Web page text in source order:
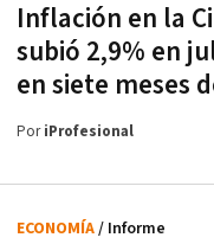
Inflación en la
subió 2,9% en
en siete meses
PoriProfesional
ECONOMÍA/ Informe